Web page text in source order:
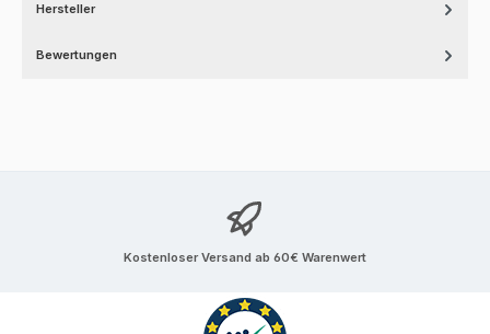
Hersteller
Bewertungen
Kostenloser Versand ab 60€ Warenwert